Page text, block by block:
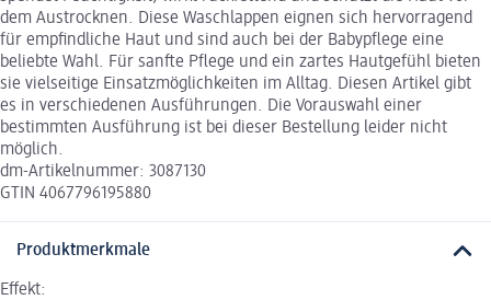
dem Austrocknen. Diese Waschlappen eignen sich hervorragend
für empfindliche Haut und sind auch bei der Babypflege eine
beliebte Wahl. Für sanfte Pflege und ein zartes Hautgefühl bieten
sie vielseitige Einsatzmöglichkeiten im Alltag. Diesen Artikel gibt
es in verschiedenen Ausführungen. Die Vorauswahl einer
bestimmten Ausführung ist bei dieser Bestellung leider nicht
möglich.
dm-Artikelnummer: 3087130
GTIN 4067796195880
Produktmerkmale
Effekt: